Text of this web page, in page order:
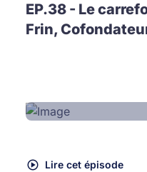
EP.38 - Le
Frin,
Lire cet épisode